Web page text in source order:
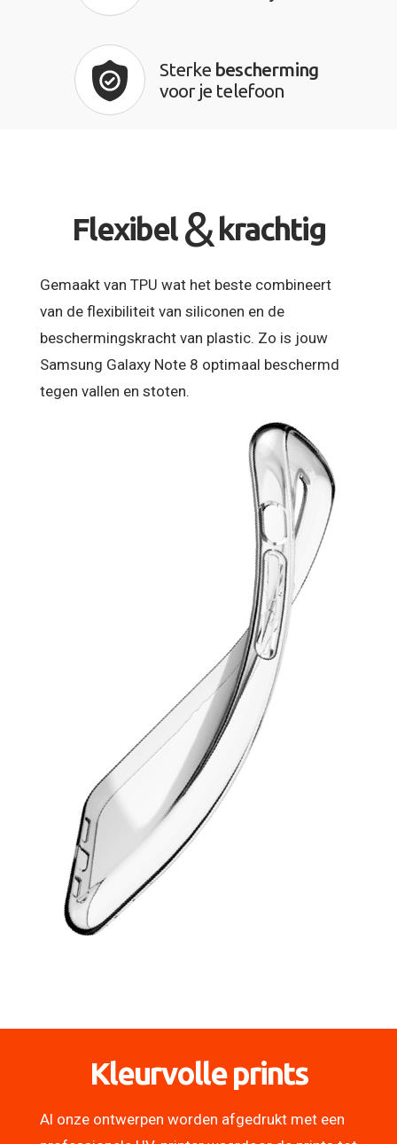
Sterke bescherming
voor je telefoon
Flexibel &krachtig
Gemaakt van TPU wat het beste combineert
van de flexibiliteit van siliconen en de
beschermingskracht van plastic. Zo is jouw
Samsung Galaxy Note 8 optimaal beschermd
tegen vallen en stoten.
Kleurvolle prints
Al onze ontwerpen worden afgedrukt met een